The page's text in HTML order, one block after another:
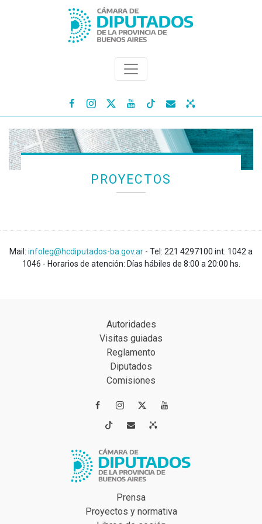
   
PROYECTOS
Mail: infoleg@hcdiputados-ba.gov.ar - Tel: 221 4297100 int: 1042 a
1046 - Horarios de atención: Días hábiles de 8:00 a 20:00 hs.
Autoridades
Visitas guiadas
Reglamento
Diputados
Comisiones
 
 
Prensa
Proyectos y normativa